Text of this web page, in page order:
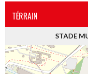
TÉRRAIN
STADE